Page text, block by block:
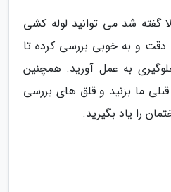
گفته شد می توانید لوله کشی
دقت و به خوبی بررسی کرده تا
به عمل آورید. همچنین
ما بزنید و قلق های بررسی
را یاد بگیرید.